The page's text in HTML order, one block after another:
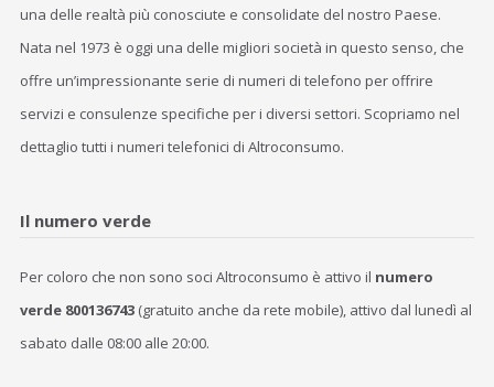
una delle realtà più conosciute e consolidate del nostro Paese.
Nata nel 1973 è oggi una delle migliori società in questo senso, che
offre un’impressionante serie di numeri di telefono per offrire
servizi e consulenze specifiche per i diversi settori. Scopriamo nel
dettaglio tutti i numeri telefonici di Altroconsumo.
Il numero verde
Per coloro che non sono soci Altroconsumo è attivo il numero
verde 800136743(gratuito anche da rete mobile), attivo dal lunedì al
sabato dalle 08:00 alle 20:00.